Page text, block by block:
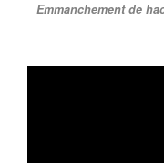
Emmanchement de